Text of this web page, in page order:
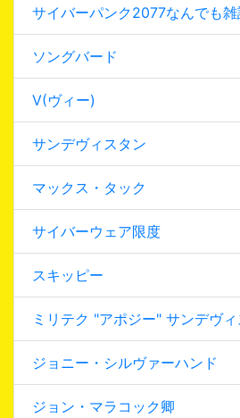
サイバーパンク2077なんでも雑
ソングバード
V(ヴィー)
サンデヴィスタン
マックス・タック
サイバーウェア限度
スキッピー
ミリテク "アポジー" サンデヴ
ジョニー・シルヴァーハンド
ジョン・マラコック卿